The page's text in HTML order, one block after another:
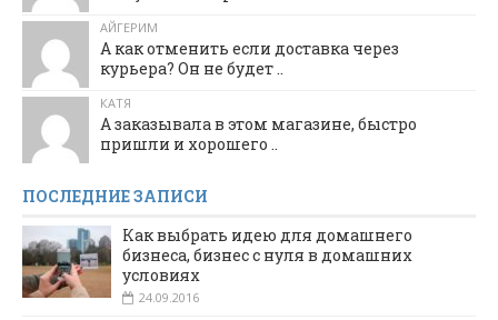
АЙГЕРИМ
А как отменить если доставка через
курьера? Он не будет ..
КАТЯ
А заказывала в этом магазине, быстро
пришли и хорошего ..
ПОСЛЕДНИЕ ЗАПИСИ
Как выбрать идею для домашнего
бизнеса, бизнес с нуля в домашних
условиях
24.09.2016